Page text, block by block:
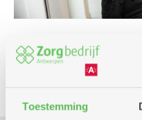
Toestemming
Beweging